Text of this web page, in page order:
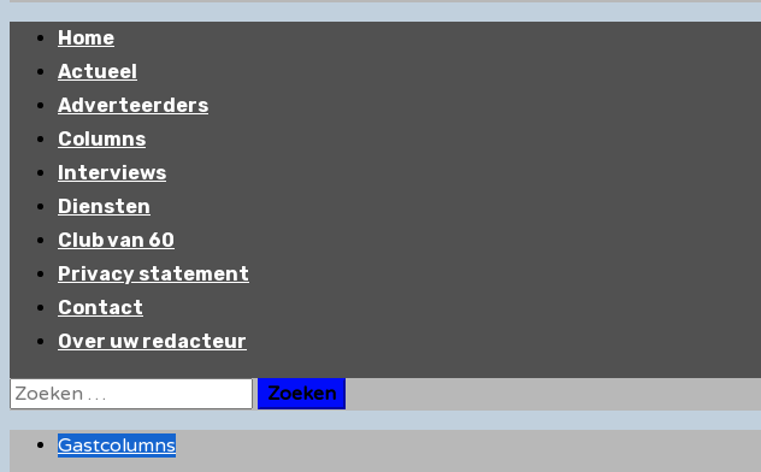
Primair
menu
Home
Actueel
Adverteerders
Columns
Interviews
Diensten
Club van 60
Privacy statement
Contact
Over uw redacteur
Zoeken
naar:
Gastcolumns